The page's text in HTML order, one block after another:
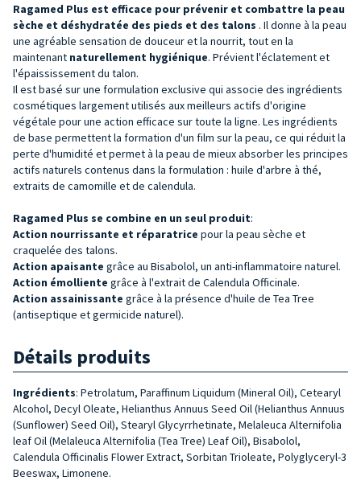
Ragamed Plus est efficace pour prévenir et combattre la peau
sèche et déshydratée des pieds et des talons . Il donne à la peau
une agréable sensation de douceur et la nourrit, tout en la
maintenant naturellement hygiénique. Prévient l'éclatement et
l'épaississement du talon.
Il est basé sur une formulation exclusive qui associe des ingrédients
cosmétiques largement utilisés aux meilleurs actifs d'origine
végétale pour une action efficace sur toute la ligne. Les ingrédients
de base permettent la formation d'un film sur la peau, ce qui réduit la
perte d'humidité et permet à la peau de mieux absorber les principes
actifs naturels contenus dans la formulation : huile d'arbre à thé,
extraits de camomille et de calendula.
Ragamed Plus se combine en un seul produit:
Action nourrissante et réparatrice pour la peau sèche et
craquelée des talons.
Action apaisante grâce au Bisabolol, un anti-inflammatoire naturel.
Action émolliente grâce à l'extrait de Calendula Officinale.
Action assainissante grâce à la présence d'huile de Tea Tree
(antiseptique et germicide naturel).
Détails produits
Ingrédients: Petrolatum, Paraffinum Liquidum (Mineral Oil), Cetearyl
Alcohol, Decyl Oleate, Helianthus Annuus Seed Oil (Helianthus Annuus
(Sunflower) Se­ed Oil), Stearyl Glycyrrhetinate, Melaleuca Alternifolia
leaf Oil (Melaleuca Alter­nifolia (Tea Tree) Leaf Oil), Bisabolol,
Calendula Officinalis Flower Extract, Sor­bitan Trioleate, Polyglyceryl-3
Beeswax, Limonene.